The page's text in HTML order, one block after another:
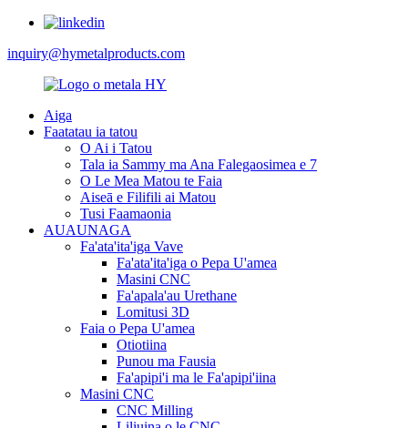
inquiry@hymetalproducts.com
Aiga
Faatatau ia tatou
O Ai i Tatou
Tala ia Sammy ma Ana Falegaosimea e 7
O Le Mea Matou te Faia
Aiseā e Filifili ai Matou
Tusi Faamaonia
AUAUNAGA
Fa'ata'ita'iga Vave
Fa'ata'ita'iga o Pepa U'amea
Masini CNC
Fa'apala'au Urethane
Lomitusi 3D
Faia o Pepa U'amea
Otiotiina
Punou ma Fausia
Fa'apipi'i ma le Fa'apipi'iina
Masini CNC
CNC Milling